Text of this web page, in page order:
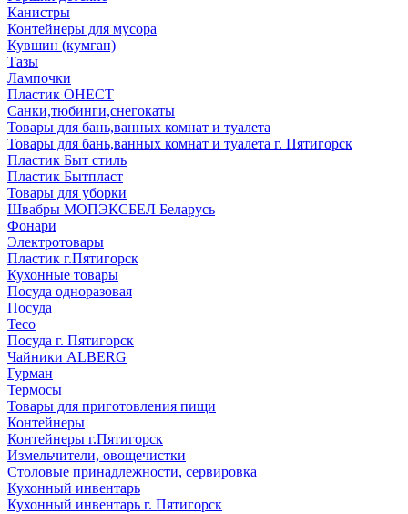
Канистры
Контейнеры для мусора
Кувшин (кумган)
Тазы
Лампочки
Пластик ОНЕСТ
Санки,тюбинги,снегокаты
Товары для бань,ванных комнат и туалета
Товары для бань,ванных комнат и туалета г. Пятигорск
Пластик Быт стиль
Пластик Бытпласт
Товары для уборки
Швабры МОПЭКСБЕЛ Беларусь
Фонари
Электротовары
Пластик г.Пятигорск
Кухонные товары
Посуда одноразовая
Посуда
Teco
Посуда г. Пятигорск
Чайники ALBERG
Гурман
Термосы
Товары для приготовления пищи
Контейнеры
Контейнеры г.Пятигорск
Измельчители, овощечистки
Столовые принадлежности, сервировка
Кухонный инвентарь
Кухонный инвентарь г. Пятигорск